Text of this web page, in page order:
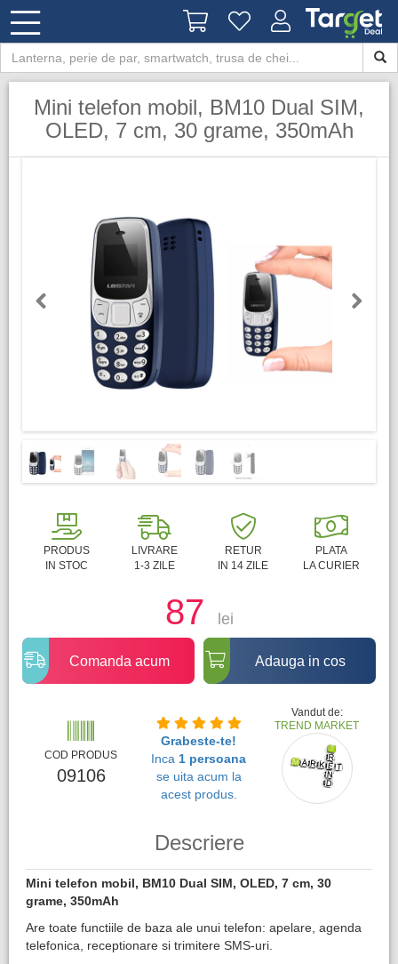
Mini telefon mobil, BM10 Dual SIM,
OLED, 7 cm, 30 grame, 350mAh
PRODUS
IN STOC
LIVRARE
1-3 ZILE
RETUR
IN 14 ZILE
PLATA
LA CURIER
87 lei
Comanda acum Adauga in cos
COD PRODUS
09106
Grabeste-te!
Inca 1 persoana
se uita acum la
acest produs.
Vandut de:
TREND MARKET
Descriere
Mini telefon mobil, BM10 Dual SIM, OLED, 7 cm, 30
grame, 350mAh
Are toate functiile de baza ale unui telefon: apelare, agenda
telefonica, receptionare si trimitere SMS-uri.